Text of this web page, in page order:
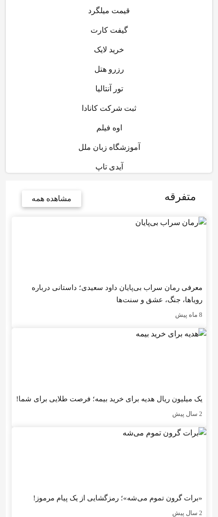
قیمت میلگرد
گیفت کارت
خرید لایک
رزرو هتل
تور آنتالیا
ثبت شرکت کانادا
اوه فیلم
آموزشگاه زبان ملل
آیدی تاپ
متفرقه مشاهده همه
معرفی رمان سراب بی‌پایان داود سعیدی؛ داستانی درباره
رویاها، جنگ، عشق و سنت‌ها
8 ماه پیش
یک میلیون ریال هدیه برای خرید بیمه؛ فرصت طلایی برای شما!
2 سال پیش
«برات گرون تموم می‌شه»؛ رمزگشایی از یک پیام مرموز!
2 سال پیش